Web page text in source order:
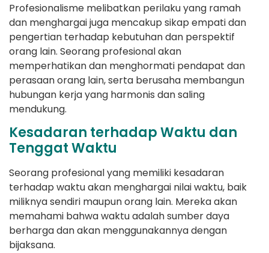
Profesionalisme melibatkan perilaku yang ramah
dan menghargai juga mencakup sikap empati dan
pengertian terhadap kebutuhan dan perspektif
orang lain. Seorang profesional akan
memperhatikan dan menghormati pendapat dan
perasaan orang lain, serta berusaha membangun
hubungan kerja yang harmonis dan saling
mendukung.
Kesadaran terhadap Waktu dan
Tenggat Waktu
Seorang profesional yang memiliki kesadaran
terhadap waktu akan menghargai nilai waktu, baik
miliknya sendiri maupun orang lain. Mereka akan
memahami bahwa waktu adalah sumber daya
berharga dan akan menggunakannya dengan
bijaksana.